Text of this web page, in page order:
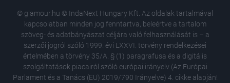
© glamour.hu © IndaNext Hungary Kft. Az oldalak tartalmával
kapcsolatban minden jog fenntartva, beleértve a tartalom
szöveg- és adatbányászat céljára való felhasználását is – a
szerzői jogról szóló 1999. évi LXXVI. törvény rendelkezései
értelmében a törvény 35/A. § (1) paragrafusa és a digitális
szolgáltatások piacairól szóló európai irányelv (Az Európai
Parlament és a Tanács (EU) 2019/790 Irányelve) 4. cikke alapján!